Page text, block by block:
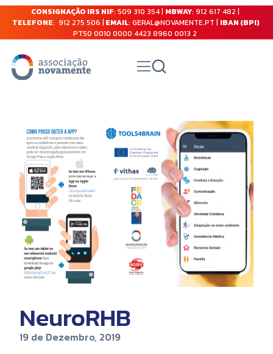
CONSIGNAÇÃO IRS NIF: 509 310 354 | MBWAY: 912 617 482 |
TELEFONE: 912 275 506 | EMAIL: GERAL@NOVAMENTE.PT | IBAN (BPI)
PT50 0010 0000 4423 8960 0013 2
NeuroRHB
19 de Dezembro, 2019